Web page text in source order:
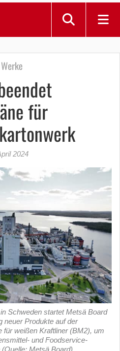
für
2024
Schweden startet Metsä Board
neuer Produkte auf der
für weißen Kraftliner (BM2), um
und Foodservice-
Metsä Board)